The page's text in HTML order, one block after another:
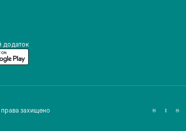
додаток
захищено